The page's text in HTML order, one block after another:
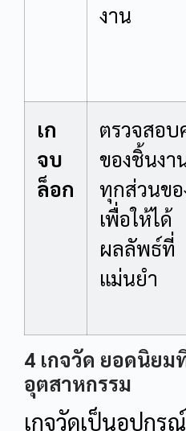
งาน
เก
จบ
ล็อก
ตรวจสอบ
ของชิ้นงา
ทุกส่วนขอ
เพื่อให้ได้
ผลลัพธ์ที่
แม่นยำ
4 เกจวัด ยอดนิยม
อุตสาหกรรม
เกจวัดเป็นอุปกร